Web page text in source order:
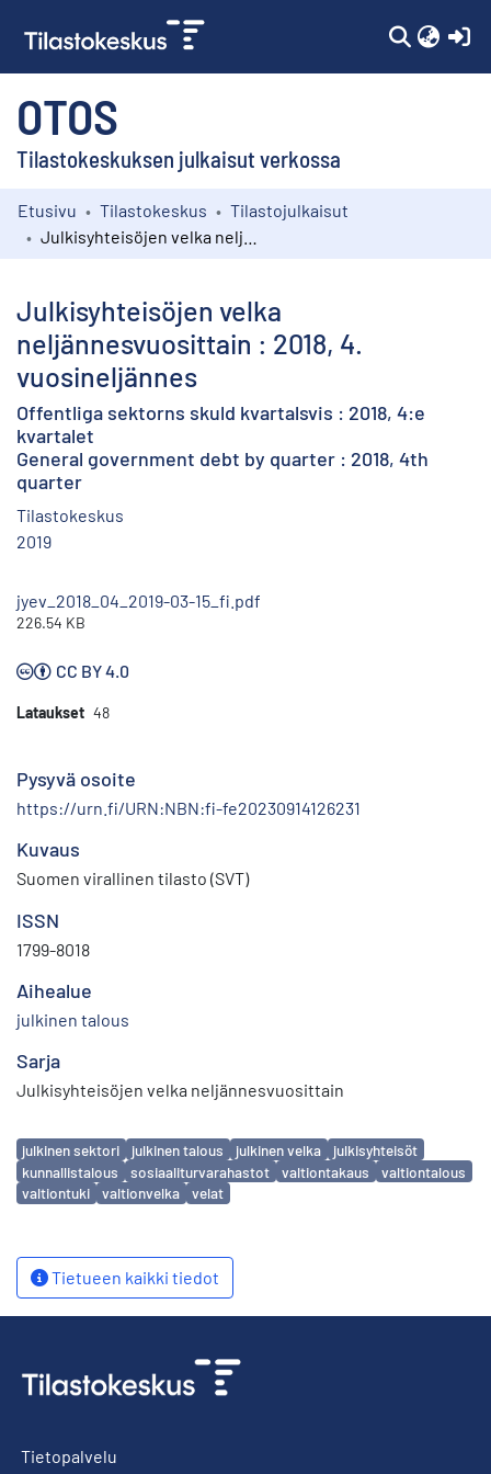
OTOS
Tilastokeskuksen julkaisut verkossa
Kokoelmat
Etusivu Tilastokeskus
Tilastojulkaisut
Julkisyhteisöjen velka
neljännesvuosittain : 2018, 4.
vuosineljännes
Offentliga sektorns skuld kvartalsvis : 2018, 4:e
kvartalet
General government debt by quarter : 2018, 4th
quarter
Tilastokeskus
2019
jyev_2018_04_2019-03-15_fi.pdf
226.54 KB
CC BY 4.0
Lataukset 48
Pysyvä osoite
https://urn.fi/URN:NBN:fi-fe20230914126231
Kuvaus
Suomen virallinen tilasto (SVT)
ISSN
1799-8018
Aihealue
julkinen talous
Sarja
Julkisyhteisöjen velka neljännesvuosittain
Avainsanat
julkinen sektori julkinen talous julkinen velka
julkisyhteisöt
kunnallistalous
sosiaaliturvarahastot valtiontakaus
valtiontalous
valtiontuki
valtionvelka velat
Tietueen kaikki tiedot
Tietopalvelu